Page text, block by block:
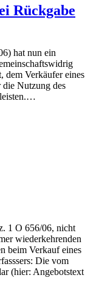
Rückgabe
hat nun ein
dem Verkäufer eines
die Nutzung des
leisten.…
1 O 656/06, nicht
wiederkehrenden
beim Verkauf eines
Die vom
(hier: Angebotstext